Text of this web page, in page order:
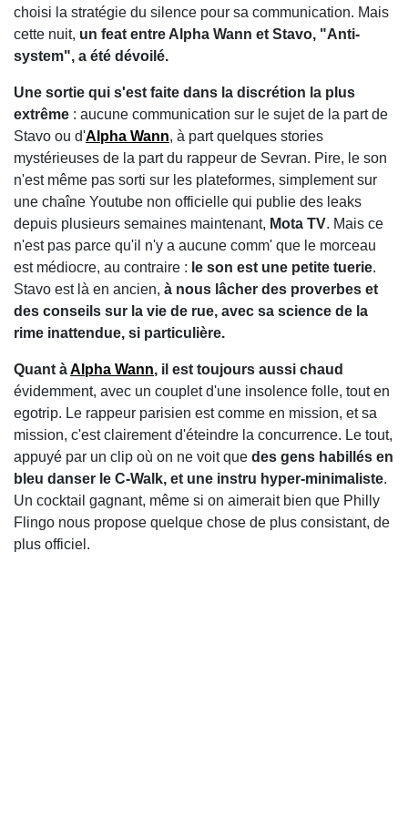
choisi la stratégie du silence pour sa communication. Mais
cette nuit, un feat entre Alpha Wann et Stavo, "Anti-
system", a été dévoilé.
Une sortie qui s'est faite dans la discrétion la plus
extrême : aucune communication sur le sujet de la part de
Stavo ou d'Alpha Wann, à part quelques stories
mystérieuses de la part du rappeur de Sevran. Pire, le son
n'est même pas sorti sur les plateformes, simplement sur
une chaîne Youtube non officielle qui publie des leaks
depuis plusieurs semaines maintenant, Mota TV. Mais ce
n'est pas parce qu'il n'y a aucune comm' que le morceau
est médiocre, au contraire : le son est une petite tuerie.
Stavo est là en ancien, à nous lâcher des proverbes et
des conseils sur la vie de rue, avec sa science de la
rime inattendue, si particulière.
Quant àAlpha Wann, il est toujours aussi chaud
évidemment, avec un couplet d'une insolence folle, tout en
egotrip. Le rappeur parisien est comme en mission, et sa
mission, c'est clairement d'éteindre la concurrence. Le tout,
appuyé par un clip où on ne voit que des gens habillés en
bleu danser le C-Walk, et une instru hyper-minimaliste.
Un cocktail gagnant, même si on aimerait bien que Philly
Flingo nous propose quelque chose de plus consistant, de
plus officiel.